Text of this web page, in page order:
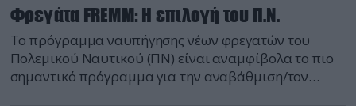
Φρεγάτα FREMM: Η επιλογή του Π.Ν.
Το πρόγραμμα ναυπήγησης νέων φρεγατών του
Πολεμικού Ναυτικού (ΠΝ) είναι αναμφίβολα το πιο
σημαντικό πρόγραμμα για την αναβάθμιση/τον